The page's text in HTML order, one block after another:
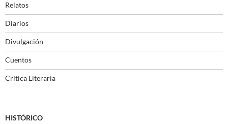
Relatos
Diarios
Divulgación
Cuentos
Crítica Literaria
HISTÓRICO